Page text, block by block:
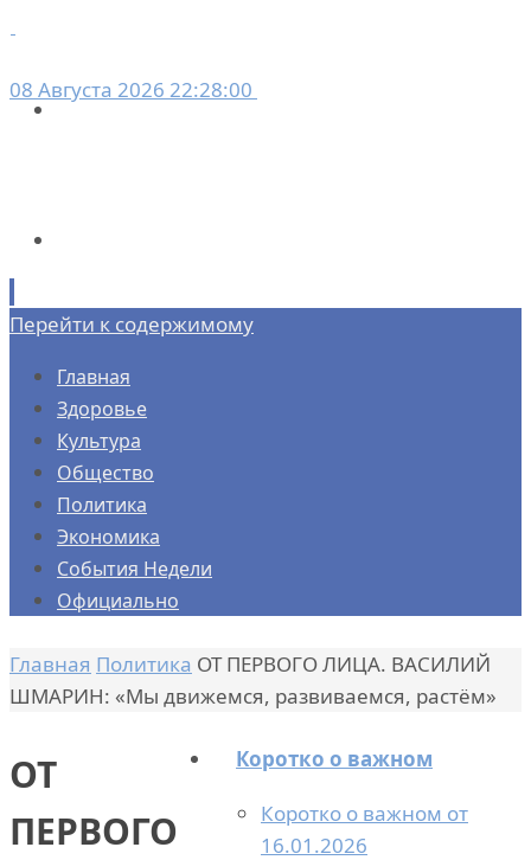
08 Августа 2026 22:28:00
Перейти к содержимому
Главная
Здоровье
Культура
Общество
Политика
Экономика
События Недели
Официально
Главная Политика ОТ ПЕРВОГО ЛИЦА. ВАСИЛИЙ
ШМАРИН: «Мы движемся, развиваемся, растём»
ОТ
ПЕРВОГО
Коротко о важном
Коротко о важном от
16.01.2026